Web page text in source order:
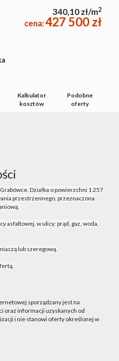
340,10 zł/m2
cena:427 500 zł
Kalkulator
kosztów
Podobne
oferty
Działka o powierzchni 1 257
przestrzennego, przeznaczona
asfaltowej, w ulicy: prąd, gaz, woda,
lub szeregową.
sporządzany jest na
oraz informacji uzyskanych od
i nie stanowi oferty określonej w